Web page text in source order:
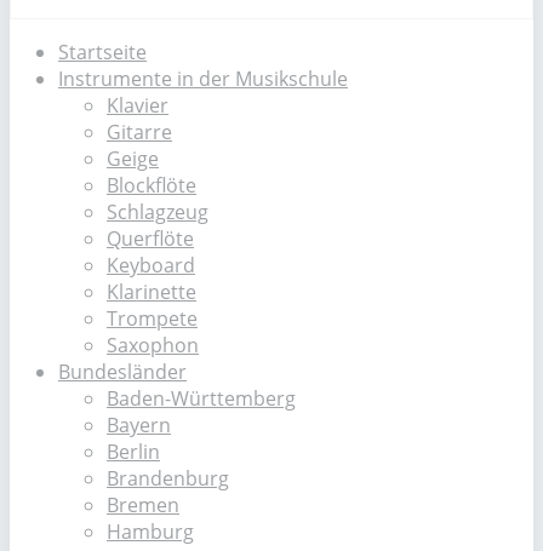
Startseite
Instrumente in der Musikschule
Klavier
Gitarre
Geige
Blockflöte
Schlagzeug
Querflöte
Keyboard
Klarinette
Trompete
Saxophon
Bundesländer
Baden-Württemberg
Bayern
Berlin
Brandenburg
Bremen
Hamburg